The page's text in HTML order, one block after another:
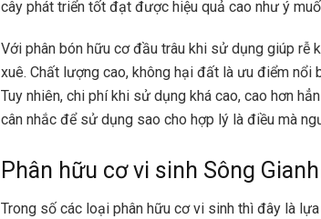
cây phát triển tốt đạt được hiệu quả cao như ý
Với phân bón hữu cơ đầu trâu khi sử dụng giúp rễ
xuê. Chất lượng cao, không hại đất là ưu điểm nổi
Tuy nhiên, chi phí khi sử dụng khá cao, cao hơn
cân nhắc để sử dụng sao cho hợp lý là điều mà
Phân hữu cơ vi sinh Sông Gianh
Trong số các loại phân hữu cơ vi sinh thì đây là